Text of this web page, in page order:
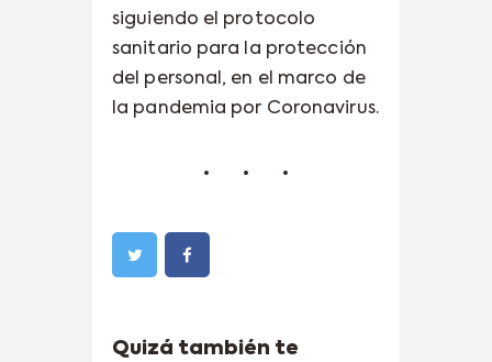
siguiendo el protocolo
sanitario para la protección
del personal, en el marco de
la pandemia por Coronavirus.
Quizá también te